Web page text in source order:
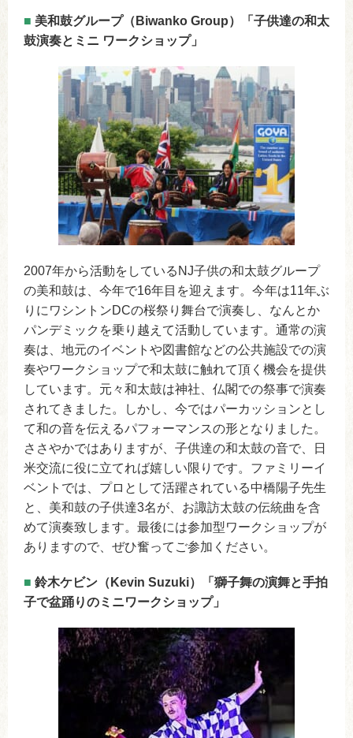
■ 美和鼓グループ（Biwanko Group）「子供達の和太
鼓演奏とミニ ワークショップ」
2007年から活動をしているNJ子供の和太鼓グループ
の美和鼓は、今年で16年目を迎えます。今年は11年ぶ
りにワシントンDCの桜祭り舞台で演奏し、なんとか
パンデミックを乗り越えて活動しています。通常の演
奏は、地元のイベントや図書館などの公共施設での演
奏やワークショップで和太鼓に触れて頂く機会を提供
しています。元々和太鼓は神社、仏閣での祭事で演奏
されてきました。しかし、今ではパーカッションとし
て和の音を伝えるパフォーマンスの形となりました。
ささやかではありますが、子供達の和太鼓の音で、日
米交流に役に立てれば嬉しい限りです。ファミリーイ
ベントでは、プロとして活躍されている中橋陽子先生
と、美和鼓の子供達3名が、お諏訪太鼓の伝統曲を含
めて演奏致します。最後には参加型ワークショップが
ありますので、ぜひ奮ってご参加ください。
■ 鈴木ケビン（Kevin Suzuki）「獅子舞の演舞と手拍
子で盆踊りのミニワークショップ」